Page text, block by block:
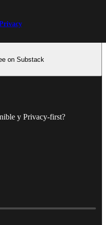
on Substack
y Privacy-first?